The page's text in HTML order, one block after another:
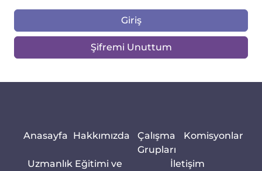
Giriş
Şifremi Unuttum
Anasayfa Hakkımızda
Çalışma
Grupları
Komisyonlar
Uzmanlık Eğitimi ve
İletişim